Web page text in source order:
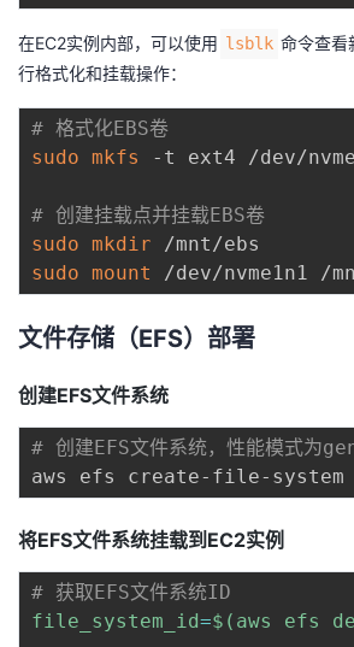
在EC2实例内部，可以使用 lsblk 命令查看
行格式化和挂载操作：
# 格式化EBS卷
sudo mkfs -t ext4 /dev/
# 创建挂载点并挂载EBS卷
sudo mkdir
sudo mount
文件存储（EFS）部署
创建EFS文件系统
# 创建EFS文件系统，性能模式
将EFS文件系统挂载到EC2实例
# 获取EFS文件系统ID
file_system_id=$( aws efs